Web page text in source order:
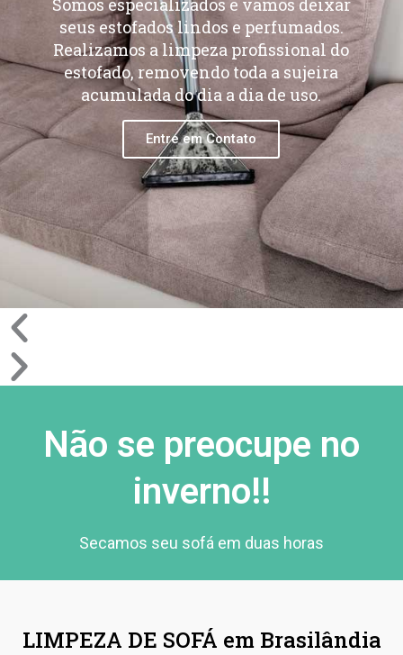
seus estofados lindos e perfumados.
Realizamos a limpeza profissional do
estofado, removendo toda a sujeira
acumulada do dia a dia de uso.
Entre em Contato
Não se preocupe no
inverno!!
Secamos seu sofá em duas horas
LIMPEZA DE SOFÁ em Brasilândia